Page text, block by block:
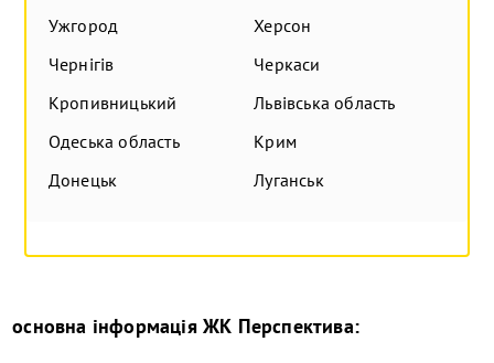
Ужгород
Херсон
Чернігів
Черкаси
Кропивницький
Львівська область
Одеська область
Крим
Донецьк
Луганськ
основна інформаціяЖК Перспектива: